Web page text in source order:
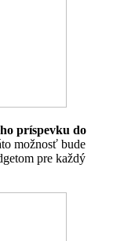
príspevku do
možnosť bude
pre každý